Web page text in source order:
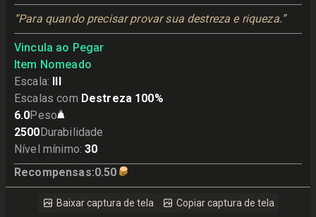
“Para quando precisar provar sua destreza e riqueza.”
Vincula ao Pegar
Item Nomeado
Escala: III
Escalas com Destreza 100%
6.0Peso
2500Durabilidade
Nível mínimo: 30
Recompensas:0.50
Baixar captura de tela Copiar captura de tela